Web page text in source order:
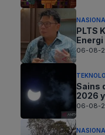
PLTS
Energi
06-08-
Sains
2026
06-08-